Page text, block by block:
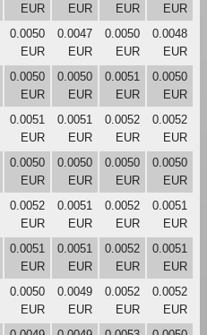
EUR
EUR
EUR
EUR
0.0050
EUR
0.0047
EUR
0.0050
EUR
0.0048
EUR
0.0050
EUR
0.0050
EUR
0.0051
EUR
0.0050
EUR
0.0051
EUR
0.0051
EUR
0.0052
EUR
0.0052
EUR
0.0050
EUR
0.0050
EUR
0.0050
EUR
0.0050
EUR
0.0052
EUR
0.0051
EUR
0.0052
EUR
0.0051
EUR
0.0051
EUR
0.0051
EUR
0.0052
EUR
0.0051
EUR
0.0050
EUR
0.0049
EUR
0.0052
EUR
0.0052
EUR